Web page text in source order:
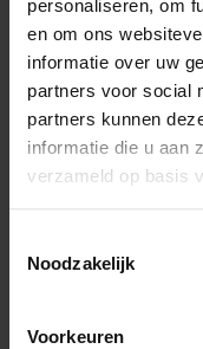
personaliseren, om
en om ons
informatie over uw
partners voor social
partners kunnen
informatie die u aan
verzameld op basis
Noodzakelijk
Voorkeuren
Wat je misschien
- 42